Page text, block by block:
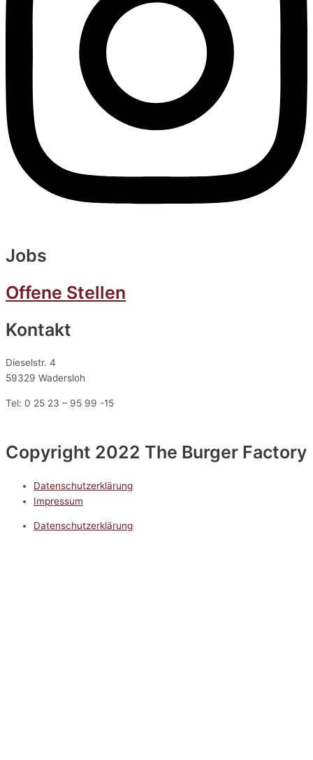
Jobs
Offene Stellen
Kontakt
Dieselstr. 4
59329 Wadersloh
Tel: 0 25 23 – 95 99 -15
Copyright 2022 The Burger Factory
Datenschutzerklärung
Impressum
Datenschutzerklärung